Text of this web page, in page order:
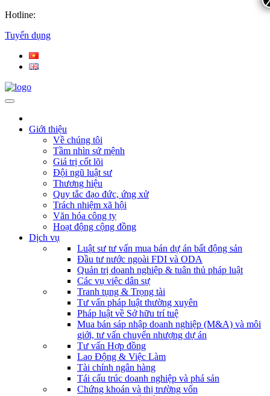
Hotline:
Tuyển dụng
Giới thiệu
Về chúng tôi
Tầm nhìn sứ mệnh
Giá trị cốt lõi
Đội ngũ luật sư
Thương hiệu
Quy tắc đạo đức, ứng xử
Trách nhiệm xã hội
Văn hóa công ty
Hoạt động cộng đồng
Dịch vụ
Luật sư tư vấn mua bán dự án bất động sản
Đầu tư nước ngoài FDI và ODA
Quản trị doanh nghiệp & tuân thủ pháp luật
Các vụ việc dân sự
Tranh tụng & Trọng tài
Tư vấn pháp luật thường xuyên
Pháp luật về Sở hữu trí tuệ
Mua bán sáp nhập doanh nghiệp (M&A) và môi
giới, tư vấn chuyển nhượng dự án
Tư vấn Hợp đồng
Lao Động & Việc Làm
Tài chính ngân hàng
Tái cấu trúc doanh nghiệp và phá sản
Chứng khoán và thị trường vốn